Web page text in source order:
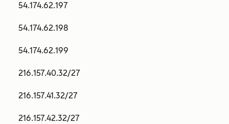
54.174.62.197
54.174.62.198
54.174.62.199
216.157.40.32/27
216.157.41.32/27
216.157.42.32/27